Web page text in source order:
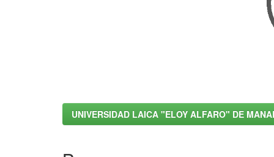
UNIVERSIDAD LAICA "ELOY ALFARO" DE